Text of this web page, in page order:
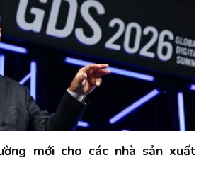
mới cho các nhà sản xuất